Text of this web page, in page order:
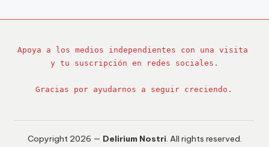
Apoya a los medios independientes con una visita
y tu suscripción en redes sociales.
Gracias por ayudarnos a seguir creciendo.
Copyright 2026 — Delirium Nostri. All rights reserved.